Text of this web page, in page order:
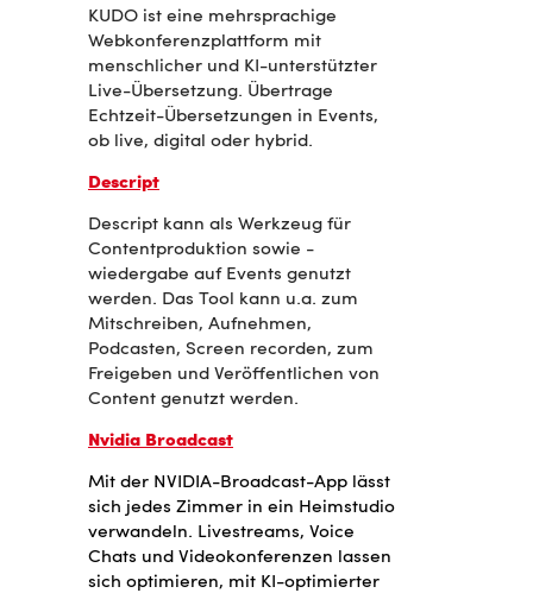
KUDO ist eine mehrsprachige
Webkonferenzplattform mit
menschlicher und KI-unterstützter
Live-Übersetzung. Übertrage
Echtzeit-Übersetzungen in Events,
ob live, digital oder hybrid.
Descript
Descript kann als Werkzeug für
Contentproduktion sowie -
wiedergabe auf Events genutzt
werden. Das Tool kann u.a. zum
Mitschreiben, Aufnehmen,
Podcasten, Screen recorden, zum
Freigeben und Veröffentlichen von
Content genutzt werden.
Nvidia Broadcast
Mit der NVIDIA-Broadcast-App lässt
sich jedes Zimmer in ein Heimstudio
verwandeln. Livestreams, Voice
Chats und Videokonferenzen lassen
sich optimieren, mit KI-optimierter